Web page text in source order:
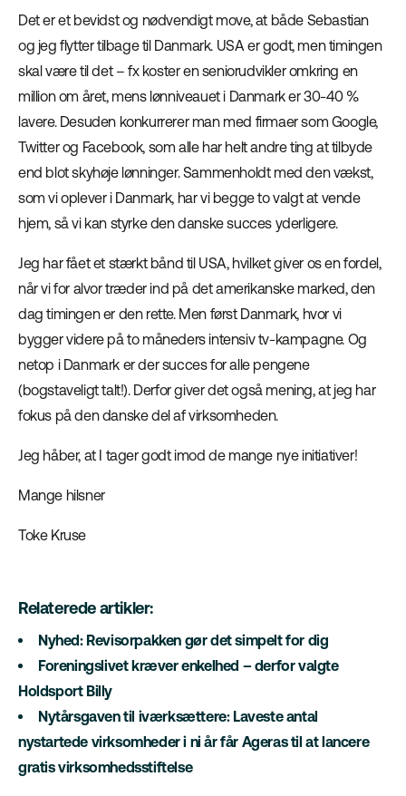
Det er et bevidst og nødvendigt move, at både Sebastian
og jeg flytter tilbage til Danmark. USA er godt, men timingen
skal være til det – fx koster en seniorudvikler omkring en
million om året, mens lønniveauet i Danmark er 30-40 %
lavere. Desuden konkurrerer man med firmaer som Google,
Twitter og Facebook, som alle har helt andre ting at tilbyde
end blot skyhøje lønninger. Sammenholdt med den vækst,
som vi oplever i Danmark, har vi begge to valgt at vende
hjem, så vi kan styrke den danske succes yderligere.
Jeg har fået et stærkt bånd til USA, hvilket giver os en fordel,
når vi for alvor træder ind på det amerikanske marked, den
dag timingen er den rette. Men først Danmark, hvor vi
bygger videre på to måneders intensiv tv-kampagne. Og
netop i Danmark er der succes for alle pengene
(bogstaveligt talt!). Derfor giver det også mening, at jeg har
fokus på den danske del af virksomheden.
Jeg håber, at I tager godt imod de mange nye initiativer!
Mange hilsner
Toke Kruse
Relaterede artikler:
Nyhed: Revisorpakken gør det simpelt for dig
Foreningslivet kræver enkelhed – derfor valgte
Holdsport Billy
Nytårsgaven til iværksættere: Laveste antal
nystartede virksomheder i ni år får Ageras til at lancere
gratis virksomhedsstiftelse